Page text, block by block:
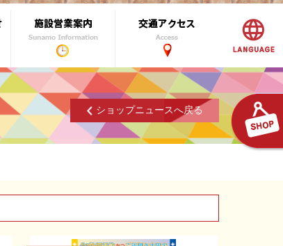
ショップニュースへ戻る